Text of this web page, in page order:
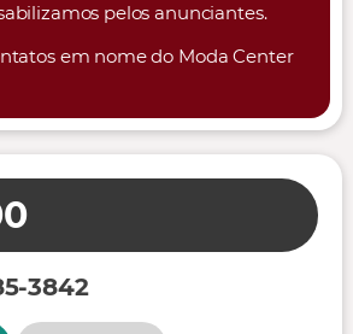
pelos anunciantes.
em nome do Moda Center
3842